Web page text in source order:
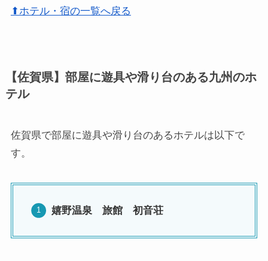
⬆ホテル・宿の一覧へ戻る
【佐賀県】部屋に遊具や滑り台のある九州のホ
テル
佐賀県で部屋に遊具や滑り台のあるホテルは以下で
す。
嬉野温泉 旅館 初音荘